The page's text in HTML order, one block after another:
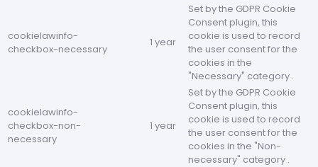
cookielawinfo-
checkbox-necessary
1 year
Set by the GDPR Cookie
Consent plugin, this
cookie is used to record
the user consent for the
cookies in the
"Necessary" category .
cookielawinfo-
checkbox-non-
necessary
1 year
Set by the GDPR Cookie
Consent plugin, this
cookie is used to record
the user consent for the
cookies in the "Non-
necessary" category .